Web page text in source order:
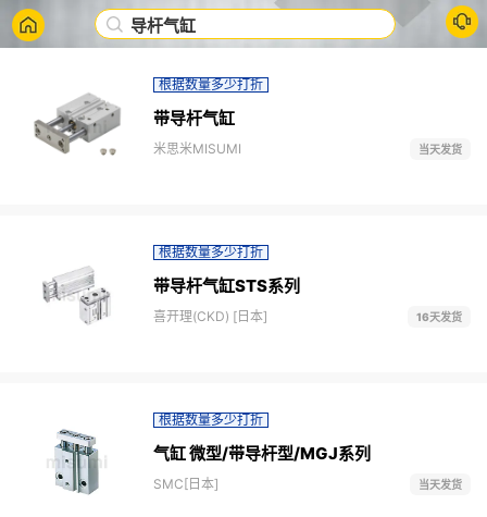
导杆气缸
根据数量多少打折
带导杆气缸
米思米MISUMI 当天发货
根据数量多少打折
带导杆气缸STS系列
喜开理(CKD) [日本] 16天发货
根据数量多少打折
气缸 微型/带导杆型/MGJ系列
SMC[日本] 当天发货